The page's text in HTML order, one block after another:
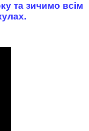
та зичимо всім